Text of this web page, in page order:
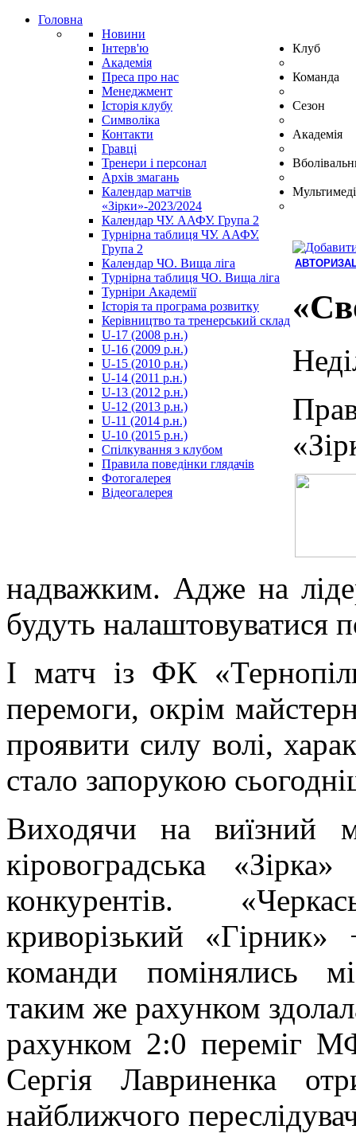
Головна
Новини
Інтерв'ю
Академія
Преса про нас
Клуб
Менеджмент
Історія клубу
Символіка
Контакти
Команда
Гравці
Тренери і персонал
Архів змагань
Сезон
Календар матчів
«Зірки»-2023/2024
Календар ЧУ. ААФУ. Група 2
Турнірна таблиця ЧУ. ААФУ.
Група 2
Календар ЧО. Вища ліга
Турнірна таблиця ЧО. Вища ліга
Академія
Турніри Академії
Історія та програма розвитку
Керівництво та тренерський склад
U-17 (2008 р.н.)
U-16 (2009 р.н.)
U-15 (2010 р.н.)
U-14 (2011 р.н.)
U-13 (2012 р.н.)
U-12 (2013 р.н.)
U-11 (2014 р.н.)
U-10 (2015 р.н.)
Спілкування з клубом
Правила поведінки глядачів
Фотогалерея
Відеогалерея
надважким. Адже на
будуть налаштовуватися
І матч із ФК
перемоги, окрім
проявити силу волі,
стало запорукою
Виходячи на виїзний
кіровоградська
конкурентів.
криворізький
команди помінялись
таким же рахунком
рахунком 2:0 переміг
Сергія Лавриненка
найближчого